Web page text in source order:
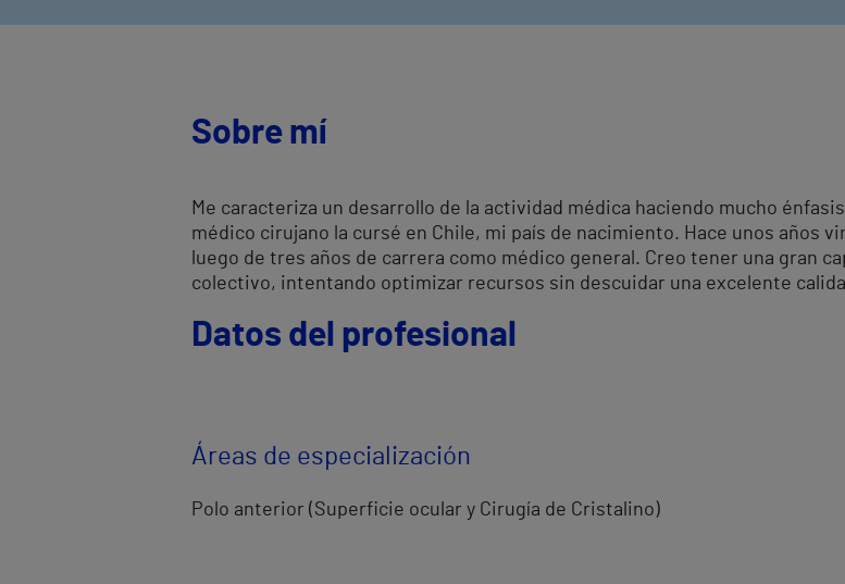
Sobre mí
Me caracteriza un desarrollo de la actividad médica haciendo mucho
médico cirujano la cursé en Chile, mi país de nacimiento. Hace unos años
luego de tres años de carrera como médico general. Creo tener una gran
colectivo, intentando optimizar recursos sin descuidar una excelente
Datos del profesional
Áreas de especialización
Polo anterior (Superficie ocular y Cirugía de Cristalino)